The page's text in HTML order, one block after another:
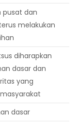
pusat dan
melakukan
diharapkan
dasar dan
yang
dasar